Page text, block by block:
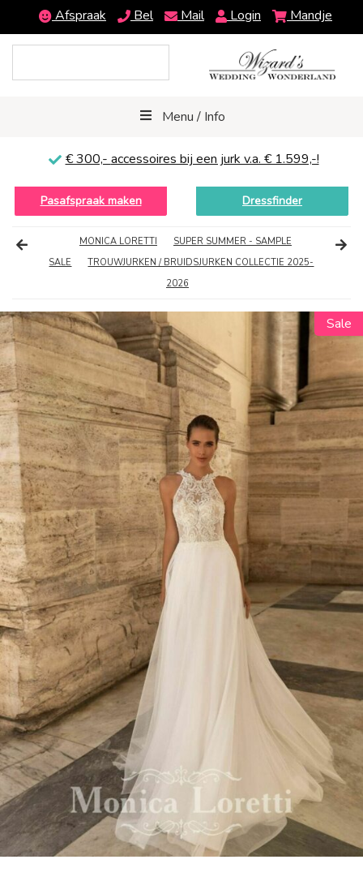
Afspraak Bel Mail Login Mandje
Menu / Info
€ 300,- accessoires bij een jurk v.a. € 1.599,-!
Pasafspraak maken Dressfinder
MONICA LORETTI
SUPER SUMMER - SAMPLE
SALE
TROUWJURKEN / BRUIDSJURKEN COLLECTIE 2025-
2026
Sale